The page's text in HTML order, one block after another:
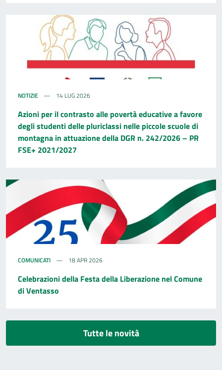
NOTIZIE 14 LUG 2026
Azioni per il contrasto alle povertà educative a favore
degli studenti delle pluriclassi nelle piccole scuole di
montagna in attuazione della DGR n. 242/2026 – PR
FSE+ 2021/2027
COMUNICATI 18 APR 2026
Celebrazioni della Festa della Liberazione nel Comune
di Ventasso
Tutte le novità